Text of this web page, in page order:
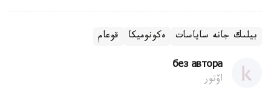
بيلىك جانە ساياسات ەكونوميكا قوعام
без автора
اۆتور